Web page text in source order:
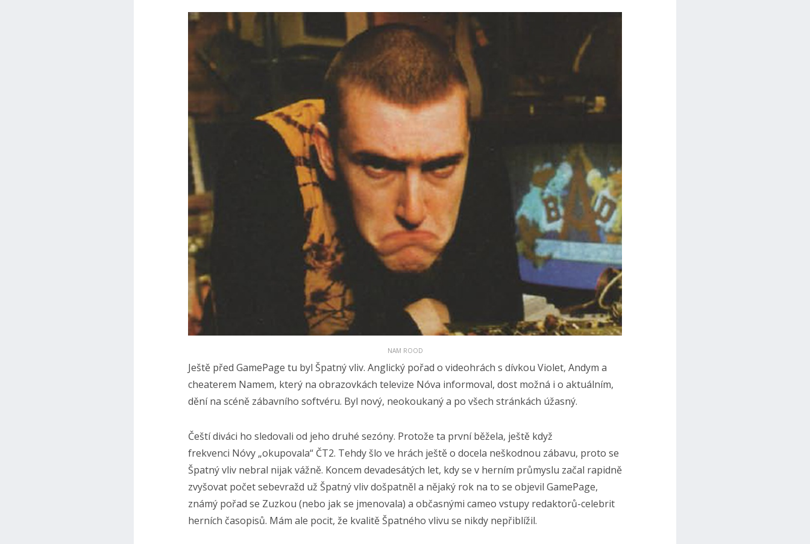
NAM ROOD
Ještě před GamePage tu byl Špatný vliv. Anglický pořad o videohrách s dívkou Violet, Andym a
cheaterem Namem, který na obrazovkách televize Nóva informoval, dost možná i o aktuálním,
dění na scéně zábavního softvéru. Byl nový, neokoukaný a po všech stránkách úžasný.
Čeští diváci ho sledovali od jeho druhé sezóny. Protože ta první běžela, ještě když
frekvenci Nóvy „okupovala“ ČT2. Tehdy šlo ve hrách ještě o docela neškodnou zábavu, proto se
Špatný vliv nebral nijak vážně. Koncem devadesátých let, kdy se v herním průmyslu začal rapidně
zvyšovat počet sebevražd už Špatný vliv došpatněl a nějaký rok na to se objevil GamePage,
známý pořad se Zuzkou (nebo jak se jmenovala) a občasnými cameo vstupy redaktorů-celebrit
herních časopisů. Mám ale pocit, že kvalitě Špatného vlivu se nikdy nepřiblížil.